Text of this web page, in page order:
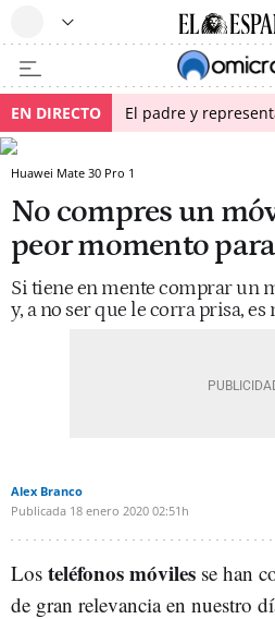
EN DIRECTO El padre y
Huawei Mate 30 Pro 1
No compres un
peor momento
Si tiene en mente comprar un
y, a no ser que le corra prisa, es
Alex Branco
Publicada 18 enero 2020 02:51h
Los teléfonos móviles se han
de gran relevancia en nuestro